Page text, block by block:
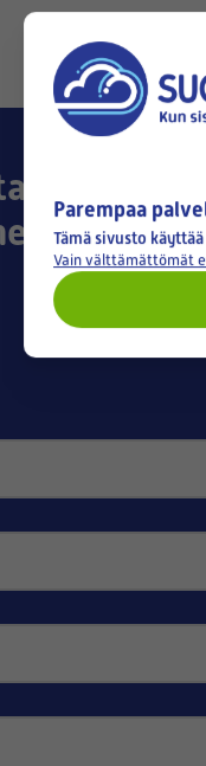
Parempaa
Tämä sivusto
Vain välttämättömät